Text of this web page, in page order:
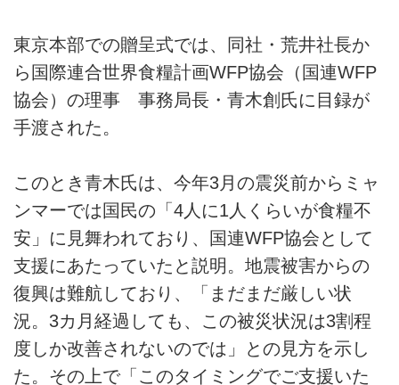
東京本部での贈呈式では、同社・荒井社長か
ら国際連合世界食糧計画WFP協会（国連WFP
協会）の理事 事務局長・青木創氏に目録が
手渡された。
このとき青木氏は、今年3月の震災前からミャ
ンマーでは国民の「4人に1人くらいが食糧不
安」に見舞われており、国連WFP協会として
支援にあたっていたと説明。地震被害からの
復興は難航しており、「まだまだ厳しい状
況。3カ月経過しても、この被災状況は3割程
度しか改善されないのでは」との見方を示し
た。その上で「このタイミングでご支援いた